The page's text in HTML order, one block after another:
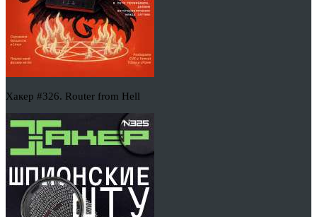
Хакер #326. Router from Hell